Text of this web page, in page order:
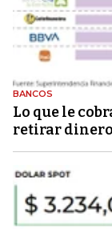
BANCOS
Lo que le
retirar dinero